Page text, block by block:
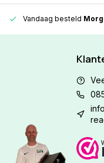
Vandaag besteld